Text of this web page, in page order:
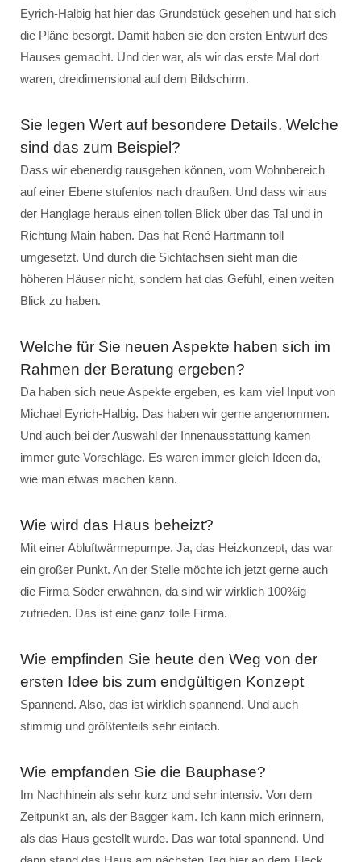
Eyrich-Halbig hat hier das Grundstück gesehen und hat sich
die Pläne besorgt. Damit haben sie den ersten Entwurf des
Hauses gemacht. Und der war, als wir das erste Mal dort
waren, dreidimensional auf dem Bildschirm.
Sie legen Wert auf besondere Details. Welche
sind das zum Beispiel?
Dass wir ebenerdig rausgehen können, vom Wohnbereich
auf einer Ebene stufenlos nach draußen. Und dass wir aus
der Hanglage heraus einen tollen Blick über das Tal und in
Richtung Main haben. Das hat René Hartmann toll
umgesetzt. Und durch die Sichtachsen sieht man die
höheren Häuser nicht, sondern hat das Gefühl, einen weiten
Blick zu haben.
Welche für Sie neuen Aspekte haben sich im
Rahmen der Beratung ergeben?
Da haben sich neue Aspekte ergeben, es kam viel Input von
Michael Eyrich-Halbig. Das haben wir gerne angenommen.
Und auch bei der Auswahl der Innenausstattung kamen
immer gute Vorschläge. Es waren immer gleich Ideen da,
wie man etwas machen kann.
Wie wird das Haus beheizt?
Mit einer Abluftwärmepumpe. Ja, das Heizkonzept, das war
ein großer Punkt. An der Stelle möchte ich jetzt gerne auch
die Firma Söder erwähnen, da sind wir wirklich 100%ig
zufrieden. Das ist eine ganz tolle Firma.
Wie empfinden Sie heute den Weg von der
ersten Idee bis zum endgültigen Konzept
Spannend. Also, das ist wirklich spannend. Und auch
stimmig und größtenteils sehr einfach.
Wie empfanden Sie die Bauphase?
Im Nachhinein als sehr kurz und sehr intensiv. Von dem
Zeitpunkt an, als der Bagger kam. Ich kann mich erinnern,
als das Haus gestellt wurde. Das war total spannend. Und